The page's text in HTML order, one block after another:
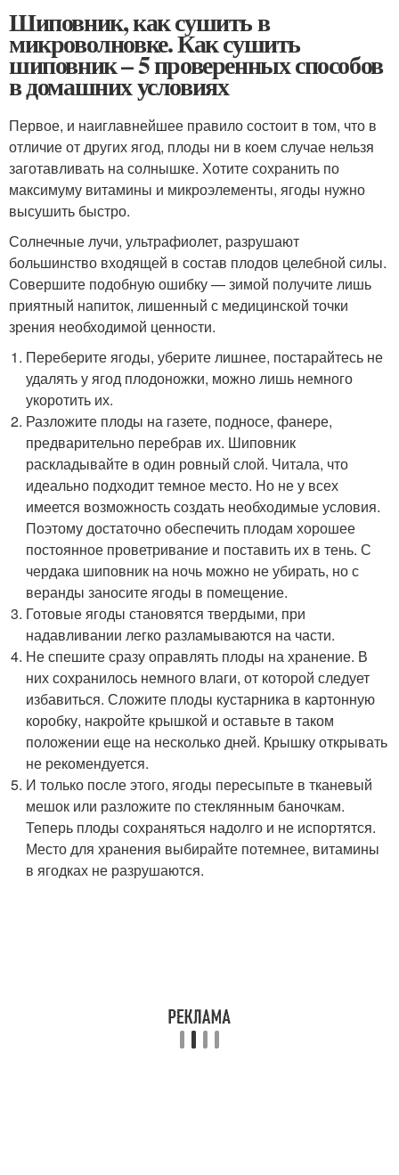
Шиповник, как сушить в
микроволновке. Как сушить
шиповник – 5 проверенных способов
в домашних условиях
Первое, и наиглавнейшее правило состоит в том, что в
отличие от других ягод, плоды ни в коем случае нельзя
заготавливать на солнышке. Хотите сохранить по
максимуму витамины и микроэлементы, ягоды нужно
высушить быстро.
Солнечные лучи, ультрафиолет, разрушают
большинство входящей в состав плодов целебной силы.
Совершите подобную ошибку — зимой получите лишь
приятный напиток, лишенный с медицинской точки
зрения необходимой ценности.
Переберите ягоды, уберите лишнее, постарайтесь не
удалять у ягод плодоножки, можно лишь немного
укоротить их.
Разложите плоды на газете, подносе, фанере,
предварительно перебрав их. Шиповник
раскладывайте в один ровный слой. Читала, что
идеально подходит темное место. Но не у всех
имеется возможность создать необходимые условия.
Поэтому достаточно обеспечить плодам хорошее
постоянное проветривание и поставить их в тень. С
чердака шиповник на ночь можно не убирать, но с
веранды заносите ягоды в помещение.
Готовые ягоды становятся твердыми, при
надавливании легко разламываются на части.
Не спешите сразу оправлять плоды на хранение. В
них сохранилось немного влаги, от которой следует
избавиться. Сложите плоды кустарника в картонную
коробку, накройте крышкой и оставьте в таком
положении еще на несколько дней. Крышку открывать
не рекомендуется.
И только после этого, ягоды пересыпьте в тканевый
мешок или разложите по стеклянным баночкам.
Теперь плоды сохраняться надолго и не испортятся.
Место для хранения выбирайте потемнее, витамины
в ягодках не разрушаются.